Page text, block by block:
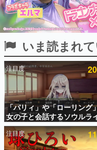
ピックアッ
電ファミのいま読まれて
アプリセール情報
インタビュー
連載・特集
いま読まれ
注目度
「パリィ」や「ローリング
女の子と会話するソウルラ
恋愛ゲーム『小早川さんは
ルライク』無料公開。返事
敗すると「YOU DIED」
注目度